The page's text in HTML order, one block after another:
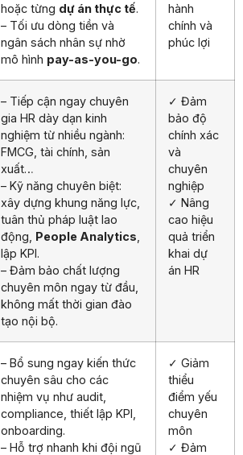
hoặc từng dự án thực tế.
– Tối ưu dòng tiền và
ngân sách nhân sự nhờ
mô hình pay-as-you-go.
hành
chính và
phúc lợi
– Tiếp cận ngay chuyên
gia HR dày dạn kinh
nghiệm từ nhiều ngành:
FMCG, tài chính, sản
xuất…
– Kỹ năng chuyên biệt:
xây dựng khung năng lực,
tuân thủ pháp luật lao
động, People Analytics
lập KPI.
– Đảm bảo chất lượng
chuyên môn ngay từ đầu,
không mất thời gian đào
tạo nội bộ.
✓ Đảm
bảo độ
chính xác
và
chuyên
nghiệp
✓ Nâng
cao hiệu
quả triển
khai dự
án HR
– Bổ sung ngay kiến thức
chuyên sâu cho các
nhiệm vụ như audit,
compliance, thiết lập KPI,
onboarding.
– Hỗ trợ nhanh khi đội ngũ
✓ Giảm
thiểu
điểm yếu
chuyên
môn
✓ Đảm